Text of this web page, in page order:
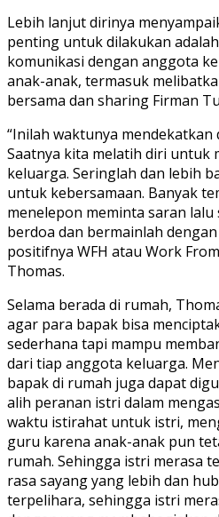
Lebih lanjut dirinya
penting untuk dilakukan
komunikasi dengan anggota
anak-anak, termasuk
bersama dan sharing Firman
“Inilah waktunya mendekatkan
Saatnya kita melatih diri untuk
keluarga. Seringlah dan lebih
untuk kebersamaan. Banyak
menelepon meminta saran
berdoa dan bermainlah
positifnya WFH atau Work
Thomas.
Selama berada di rumah,
agar para bapak bisa
sederhana tapi mampu
dari tiap anggota keluarga.
bapak di rumah juga dapat
alih peranan istri dalam
waktu istirahat untuk istri,
guru karena anak-anak pun
rumah. Sehingga istri merasa
rasa sayang yang lebih dan
terpelihara, sehingga istri